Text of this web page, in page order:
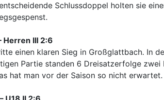
Schlussdoppel holten sie
Herren III 2:6
einen klaren Sieg in Großglattbach. In
Partie standen 6 Dreisatzerfolge
hat man vor der Saison so nicht erwartet.